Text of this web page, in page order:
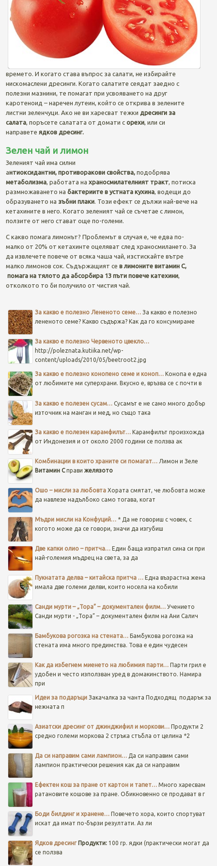
времето. И когато става въпрос за салати, не избирайте
нискомаслени дресинги. Когато салатите сеядат заедно с
полезни мазнини, те помагат при усвояването на друг
каротеноид – наречен лутеин, който се открива в зелените
листни зеленчуци. Ако не ви харесват тежки дресинги за
салата, поръсете салатата от домати с орехи, или си
направете ядков дресинг.
Зелен чай и лимон
Зеленият чай има силни
антиоксидантни, противоракови свойства,подобрява
метаболизма, работата на храносмилателният тракт, потиска
размножаването на бактериите в устната кухина, водещи до
образуването на зъбни плаки. Този ефект се дължи най-вече на
кетахините в него. Когато зеленият чай се съчетае с лимон,
ползите от него стават още по-големи.
С какво помага лимонът? Проблемът в случая е, че едва по-
малко от 20% от кетахинте оцеляват след храносмилането. За
да извлечете повече от всяка чаша чай, изстискайте вътре
малко лимонов сок. Съдържащият се в лимоните витамин С,
помага на тялото да абсорбира 13 пъти повече катехини,
отколкото то би получило от чистия чай.
За какво е полезно Лененото семе…За какво е полезно
лененото семе? Какво съдържа? Как да го консумираме
За какво е полезно Червеното цвекло…
http://poleznata.kutiika.net/wp-
content/uploads/2010/05/beetroot2.jpg
За какво е полезно конопено семе и коноп… Конопа е една
от любимите ми суперхрани. Вкусно е, връзва се с почти в
За какво е полезен сусам… Сусамът е не само много добър
източник на манган и мед, но също така
За какво е полезен карамфилът… Карамфилът произхожда
от Индонезия и от около 2000 години се ползва ак
Комбинации в които храните си помагат…Лимон и Зеле
Витамин Cправи желязото
Ошо – мисли за любовта Хората смятат, че любовта може
да навлезе надълбоко само тогава, когат
Мъдри мисли на Конфуций… * Да не говориш с човек, с
когото може да се говори, значи да изгубиш
Две капки олио – притча…Един баща изпратил сина си при
най-големия мъдрец на света, за да
Пукнатата делва – китайска притча … Една възрастна жена
имала две големи делви, които носела на кобили
Санди мурти – „Тора” – документален филм…Учението
Санди мурти - „Тора” – документален филм на Ани Салич
Бамбукова рогозка на стената… Бамбукова рогозка на
стената има много предимства. Това е един чудесен
Как да избегнем миенето на любимия парти…Парти грил е
удобен и често използван уред в домакинството. Намира
при
Идеи за подаръциЗакачалка за чанта Подходящ подарък за
нежната п
Азиатски дресинг от джинджифил и моркови… Продукти 2
средно големи моркова 2 стръка стъбла от целина *2
Да си направим сами лампион…Да си направим сами
лампион практически решения как да си направим
Ефектен кош за пране от картон и тапет… Много харесвам
ратановите кошове за пране. Обикновенно се продават в г
Боди билдинг и хранене… Повечето хора, които спортуват
искат да имат по-бързи резултати. Аз ли
Ядков дресинг Продукти:100 гр. ядки (практически могат да
се ползва